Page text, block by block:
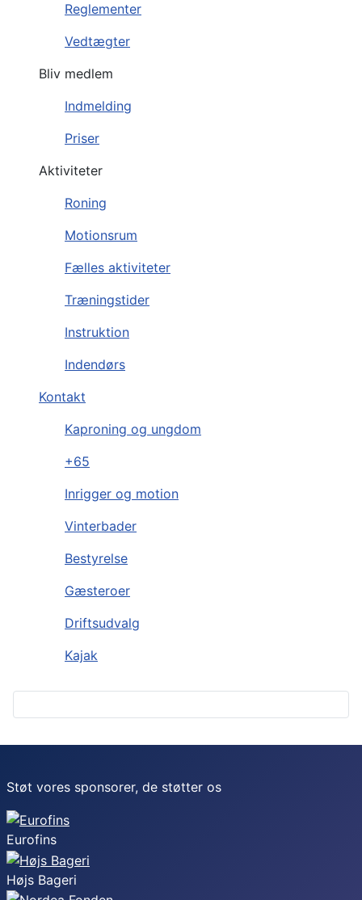
Reglementer
Vedtægter
Bliv medlem
Indmelding
Priser
Aktiviteter
Roning
Motionsrum
Fælles aktiviteter
Træningstider
Instruktion
Indendørs
Kontakt
Kaproning og ungdom
+65
Inrigger og motion
Vinterbader
Bestyrelse
Gæsteroer
Driftsudvalg
Kajak
Støt vores sponsorer, de støtter os
Eurofins
Højs Bageri